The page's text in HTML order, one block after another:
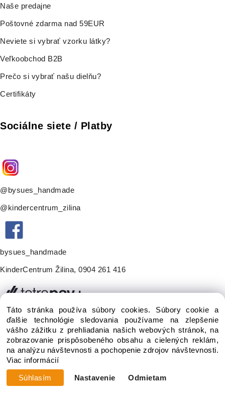
Naše predajne
Poštovné zdarma nad 59EUR
Neviete si vybrať vzorku látky?
Veľkoobchod B2B
Prečo si vybrať našu dielňu?
Certifikáty
Sociálne siete / Platby
@bysues_handmade
@kindercentrum_zilina
bysues_handmade
KinderCentrum Žilina, 0904 261 416
Vytvorené systémom ClickEshop.sk
Táto stránka používa súbory cookies. Súbory cookie a
ďalšie technológie sledovania používame na zlepšenie
vášho zážitku z prehliadania našich webových stránok, na
zobrazovanie prispôsobeného obsahu a cielených reklám,
na analýzu návštevnosti a pochopenie zdrojov návštevnosti.
Viac informácií
Súhlasím Nastavenie Odmietam
Zmeniť nastavenia cookies